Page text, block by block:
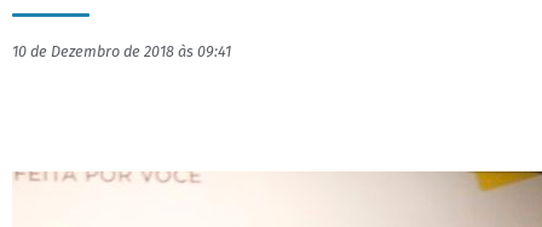
10 de Dezembro de 2018 às 09:41